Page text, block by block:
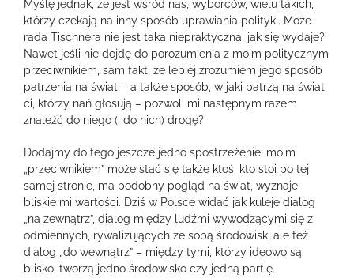
Myślę jednak, że jest wśród nas, wyborców, wielu takich,
którzy czekają na inny sposób uprawiania polityki. Może
rada Tischnera nie jest taka niepraktyczna, jak się wydaje?
Nawet jeśli nie dojdę do porozumienia z moim politycznym
przeciwnikiem, sam fakt, że lepiej zrozumiem jego sposób
patrzenia na świat – a także sposób, w jaki patrzą na świat
ci, którzy nań głosują – pozwoli mi następnym razem
znaleźć do niego (i do nich) drogę?
Dodajmy do tego jeszcze jedno spostrzeżenie: moim
„przeciwnikiem” może stać się także ktoś, kto stoi po tej
samej stronie, ma podobny pogląd na świat, wyznaje
bliskie mi wartości. Dziś w Polsce widać jak kuleje dialog
„na zewnątrz”, dialog między ludźmi wywodzącymi się z
odmiennych, rywalizujących ze sobą środowisk, ale też
dialog „do wewnątrz” – między tymi, którzy ideowo są
blisko, tworzą jedno środowisko czy jedną partię.